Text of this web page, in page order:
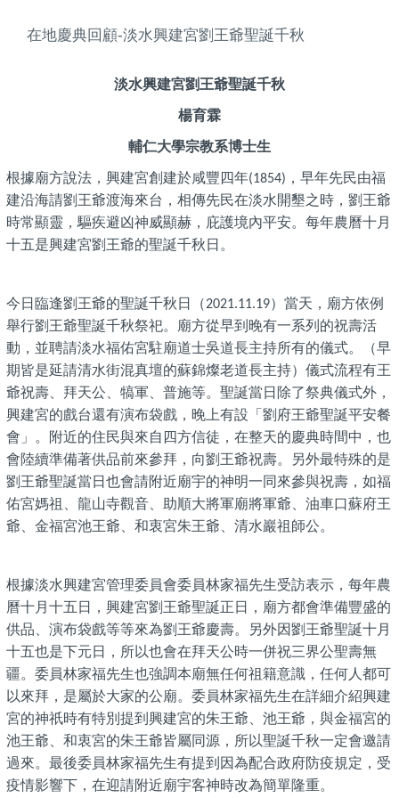
在地慶典回顧-淡水興建宮劉王爺聖誕千秋
淡水興建宮劉王爺聖誕千秋
楊育霖
輔仁大學宗教系博士生
根據廟方說法，興建宮創建於咸豐四年(1854) ，早年先民由福
建沿海請劉王爺渡海來台，相傳先民在淡水開墾之時，劉王爺
時常顯靈，驅疾避凶神威顯赫，庇護境內平安。每年農曆十月
十五是興建宮劉王爺的聖誕千秋日。
今日臨逢劉王爺的聖誕千秋日（2021.11.19）當天，廟方依例
舉行劉王爺聖誕千秋祭祀。廟方從早到晚有一系列的祝壽活
動，並聘請淡水福佑宮駐廟道士吳道長主持所有的儀式。（早
期皆是延請清水街混真壇的蘇錦燦老道長主持）儀式流程有王
爺祝壽、拜天公、犒軍、普施等。聖誕當日除了祭典儀式外，
興建宮的戲台還有演布袋戲，晚上有設「劉府王爺聖誕平安餐
會」。附近的住民與來自四方信徒，在整天的慶典時間中，也
會陸續準備著供品前來參拜，向劉王爺祝壽。另外最特殊的是
劉王爺聖誕當日也會請附近廟宇的神明一同來參與祝壽，如福
佑宮媽祖、龍山寺觀音、助順大將軍廟將軍爺、油車口蘇府王
爺、金福宮池王爺、和衷宮朱王爺、清水巖祖師公。
根據淡水興建宮管理委員會委員林家福先生受訪表示，每年農
曆十月十五日，興建宮劉王爺聖誕正日，廟方都會準備豐盛的
供品、演布袋戲等等來為劉王爺慶壽。另外因劉王爺聖誕十月
十五也是下元日，所以也會在拜天公時一併祝三界公聖壽無
疆。委員林家福先生也強調本廟無任何祖籍意識，任何人都可
以來拜，是屬於大家的公廟。委員林家福先生在詳細介紹興建
宮的神祇時有特別提到興建宮的朱王爺、池王爺，與金福宮的
池王爺、和衷宮的朱王爺皆屬同源，所以聖誕千秋一定會邀請
過來。最後委員林家福先生有提到因為配合政府防疫規定，受
疫情影響下，在迎請附近廟宇客神時改為簡單隆重。